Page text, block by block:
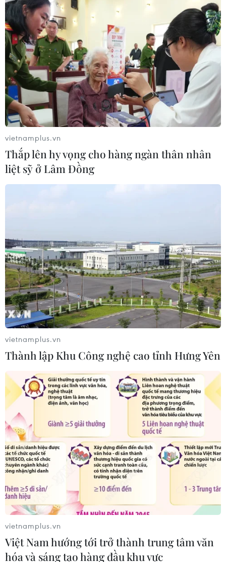
07/08/2026 03:04
Khẩn trương phân luồng giao thông
sau vụ sạt lở trên tuyến ĐT161 ở Lào
Cai
Trung Bộ giảm mưa về đêm, cục bộ
có mưa to
06/08/2026 23:15
Kế hoạch hành động phòng, chống
bão, lũ, thiên tai cực đoan và biến đổi
khí hậu
Mưa lớn gây ngập lụt, chia cắt nhiều
khu vực ở Nghệ An
06/08/2026 13:06
vietnamplus.vn
Thắp lên hy vọng cho hàng ngàn thân nhân
liệt sỹ ở Lâm Đồng
vietnamplus.vn
Thành lập Khu Công nghệ cao tỉnh Hưng Yên
vietnamplus.vn
Việt Nam hướng tới trở thành trung tâm văn
hóa và sáng tạo hàng đầu khu vực